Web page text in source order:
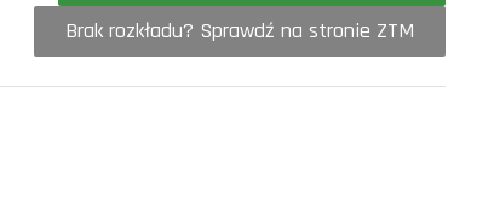
Brak rozkładu? Sprawdź na stronie ZTM